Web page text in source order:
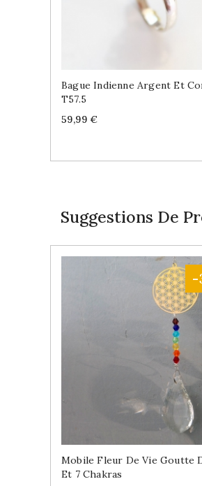
Bague Indienne Argent Et
T57.5
Price
59,99 €
Suggestions De
-
Mobile Fleur De Vie Goutte
Et 7 Chakras